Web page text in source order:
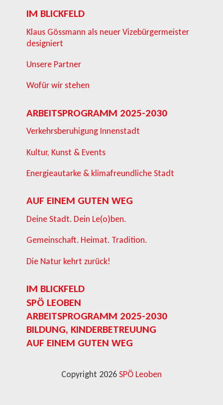
IM BLICKFELD
Klaus Gössmann als neuer Vizebürgermeister
designiert
Unsere Partner
Wofür wir stehen
ARBEITSPROGRAMM 2025-2030
Verkehrsberuhigung Innenstadt
Kultur, Kunst & Events
Energieautarke & klimafreundliche Stadt
AUF EINEM GUTEN WEG
Deine Stadt. Dein Le(o)ben.
Gemeinschaft. Heimat. Tradition.
Die Natur kehrt zurück!
IM BLICKFELD
SPÖ LEOBEN
ARBEITSPROGRAMM 2025-2030
BILDUNG, KINDERBETREUUNG
AUF EINEM GUTEN WEG
Copyright 2026SPÖ Leoben